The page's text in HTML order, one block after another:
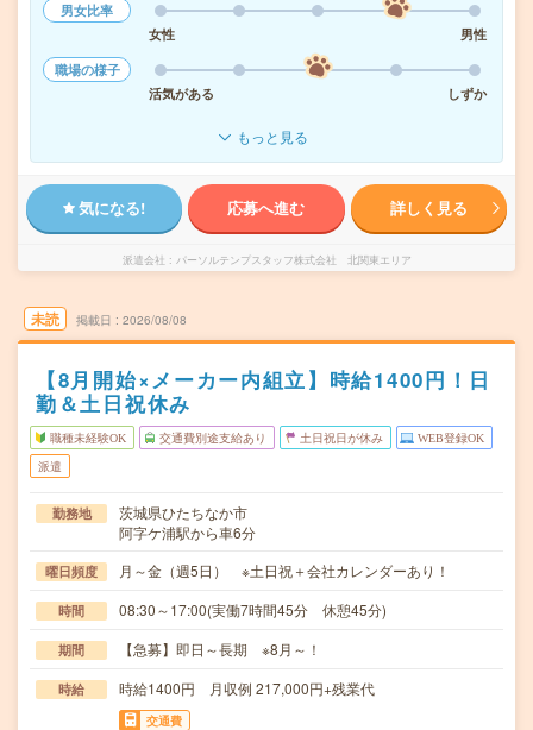
男女比率
女性
男性
職場の様子
活気がある
しずか
もっと見る
気になる! 応募へ進む 詳しく見る
派遣会社 パーソルテンプスタッフ株式会社 北関東エリア
未読 掲載日 2026/08/08
【8月開始×メーカー内組立】時給1400円！日
勤＆土日祝休み
職種未経験OK 交通費別途支給あり 土日祝日が休み WEB登録OK
派遣
勤務地
茨城県ひたちなか市
阿字ケ浦駅から車6分
曜日頻度 月～金（週5日） ※土日祝＋会社カレンダーあり！
時間 08:30～17:00(実働7時間45分 休憩45分)
期間 【急募】即日～長期 ※8月～！
時給 時給1400円 月収例 217,000円+残業代
交通費